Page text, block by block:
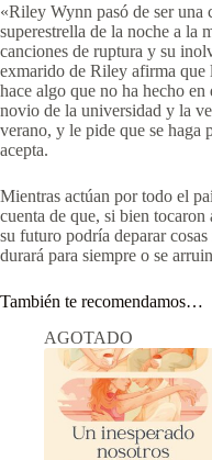
«Riley Wynn pasó de ser una
superestrella de la noche a la
canciones de ruptura y su
exmarido de Riley afirma que
hace algo que no ha hecho
novio de la universidad y la
verano, y le pide que se haga
acepta.
Mientras actúan por todo el
cuenta de que, si bien tocaron
su futuro podría deparar
durará para siempre o se
También te recomendamos…
AGOTADO